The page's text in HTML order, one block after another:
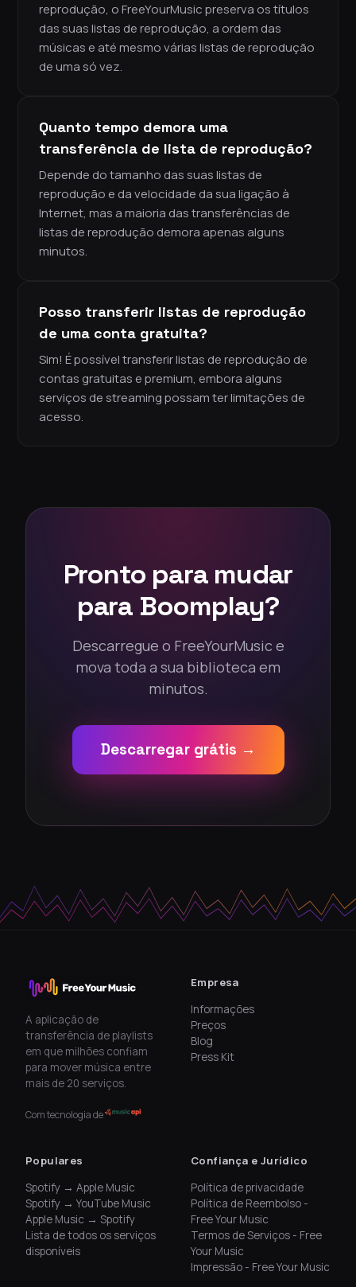
reprodução, o FreeYourMusic preserva os títulos
das suas listas de reprodução, a ordem das
músicas e até mesmo várias listas de reprodução
de uma só vez.
Quanto tempo demora uma
transferência de lista de reprodução?
Depende do tamanho das suas listas de
reprodução e da velocidade da sua ligação à
Internet, mas a maioria das transferências de
listas de reprodução demora apenas alguns
minutos.
Posso transferir listas de reprodução
de uma conta gratuita?
Sim! É possível transferir listas de reprodução de
contas gratuitas e premium, embora alguns
serviços de streaming possam ter limitações de
acesso.
Pronto para mudar
para Boomplay?
Descarregue o FreeYourMusic e
mova toda a sua biblioteca em
minutos.
Descarregar grátis →
A aplicação de
transferência de playlists
em que milhões confiam
para mover música entre
mais de 20 serviços.
Com tecnologia de
Empresa
Informações
Preços
Blog
Press Kit
Populares
Spotify → Apple Music
Spotify → YouTube Music
Apple Music → Spotify
Lista de todos os serviços
disponíveis
Confiança e Jurídico
Política de privacidade
Política de Reembolso -
Free Your Music
Termos de Serviços - Free
Your Music
Impressão - Free Your Music